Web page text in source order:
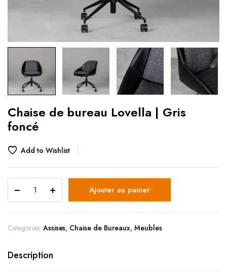
Chaise de bureau Lovella | Gris
foncé
Add to Wishlist
Ajouter au panier
Categories: Assises, Chaise de Bureaux, Meubles
Description